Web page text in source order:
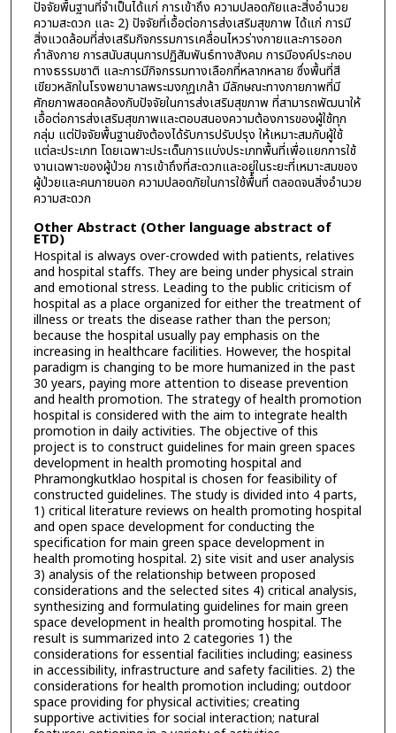
ปัจจัยพื้นฐานที่จำเป็นได้แก่ การเข้าถึง ความปลอดภัยและสิ่งอำนวย
ความสะดวก และ 2) ปัจจัยที่เอื้อต่อการส่งเสริมสุขภาพ ได้แก่ การมี
สิ่งแวดล้อมที่ส่งเสริมกิจกรรมการเคลื่อนไหวร่างกายและการออก
กำลังกาย การสนับสนุนการปฏิสัมพันธ์ทางสังคม การมีองค์ประกอบ
ทางธรรมชาติ และการมีกิจกรรมทางเลือกที่หลากหลาย ซึ่งพื้นที่สี
เขียวหลักในโรงพยาบาลพระมงกุฎเกล้า มีลักษณะทางกายภาพที่มี
ศักยภาพสอดคล้องกับปัจจัยในการส่งเสริมสุขภาพ ที่สามารถพัฒนาให้
เอื้อต่อการส่งเสริมสุขภาพและตอบสนองความต้องการของผู้ใช้ทุก
กลุ่ม แต่ปัจจัยพื้นฐานยังต้องได้รับการปรับปรุง ให้เหมาะสมกับผู้ใช้
แต่ละประเภท โดยเฉพาะประเด็นการแบ่งประเภทพื้นที่เพื่อแยกการใช้
งานเฉพาะของผู้ป่วย การเข้าถึงที่สะดวกและอยู่ในระยะที่เหมาะสมของ
ผู้ป่วยและคนภายนอก ความปลอดภัยในการใช้พื้นที่ ตลอดจนสิ่งอำนวย
ความสะดวก
Other Abstract (Other language abstract of
ETD)
Hospital is always over-crowded with patients, relatives
and hospital staffs. They are being under physical strain
and emotional stress. Leading to the public criticism of
hospital as a place organized for either the treatment of
illness or treats the disease rather than the person;
because the hospital usually pay emphasis on the
increasing in healthcare facilities. However, the hospital
paradigm is changing to be more humanized in the past
30 years, paying more attention to disease prevention
and health promotion. The strategy of health promotion
hospital is considered with the aim to integrate health
promotion in daily activities. The objective of this
project is to construct guidelines for main green spaces
development in health promoting hospital and
Phramongkutklao hospital is chosen for feasibility of
constructed guidelines. The study is divided into 4 parts,
1) critical literature reviews on health promoting hospital
and open space development for conducting the
specification for main green space development in
health promoting hospital. 2) site visit and user analysis
3) analysis of the relationship between proposed
considerations and the selected sites 4) critical analysis,
synthesizing and formulating guidelines for main green
space development in health promoting hospital. The
result is summarized into 2 categories 1) the
considerations for essential facilities including; easiness
in accessibility, infrastructure and safety facilities. 2) the
considerations for health promotion including; outdoor
space providing for physical activities; creating
supportive activities for social interaction; natural